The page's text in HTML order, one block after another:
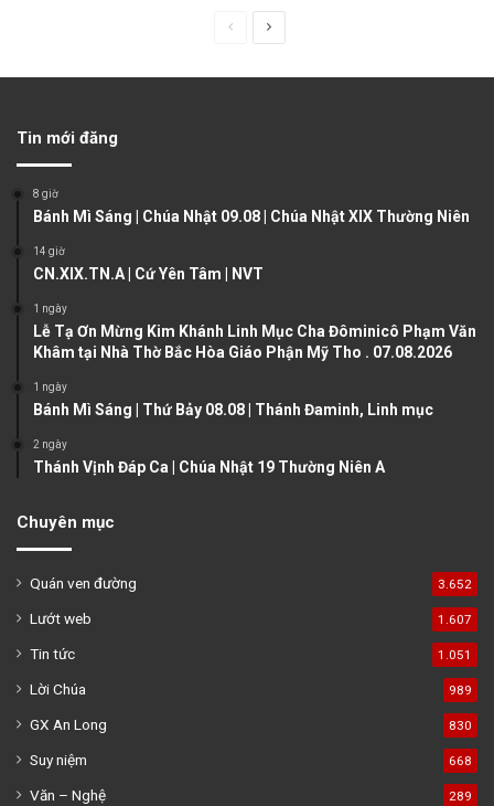
u
p
g
g
Tin mới đăng
8 giờ
Bánh Mì Sáng | Chúa Nhật 09.08 | Chúa Nhật XIX Thường Niên
14 giờ
CN.XIX.TN.A | Cứ Yên Tâm | NVT
1 ngày
Lễ Tạ Ơn Mừng Kim Khánh Linh Mục Cha Đôminicô Phạm Văn
Khâm tại Nhà Thờ Bắc Hòa Giáo Phận Mỹ Tho . 07.08.2026
1 ngày
Bánh Mì Sáng | Thứ Bảy 08.08 | Thánh Đaminh, Linh mục
2 ngày
Thánh Vịnh Đáp Ca | Chúa Nhật 19 Thường Niên A
Chuyên mục
Quán ven đường 3.652
Lướt web 1.607
Tin tức 1.051
Lời Chúa 989
GX An Long 830
Suy niệm 668
Văn – Nghệ 289